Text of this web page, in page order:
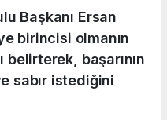
Başkanı Ersan
birincisi olmanın
belirterek, başarının
sabır istediğini